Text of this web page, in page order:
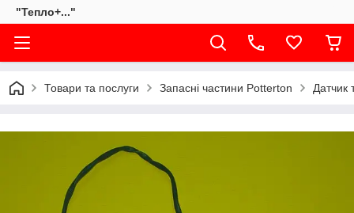
"Тепло+..."
Товари та послуги Запасні частини Potterton Датчик